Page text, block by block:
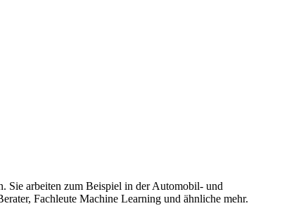
Sie arbeiten zum Beispiel in der Automobil- und
Fachleute Machine Learning und ähnliche mehr.